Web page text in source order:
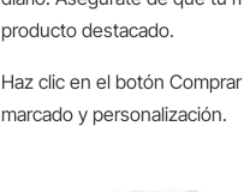
producto destacado.
Haz clic en el botón
marcado y personalización.